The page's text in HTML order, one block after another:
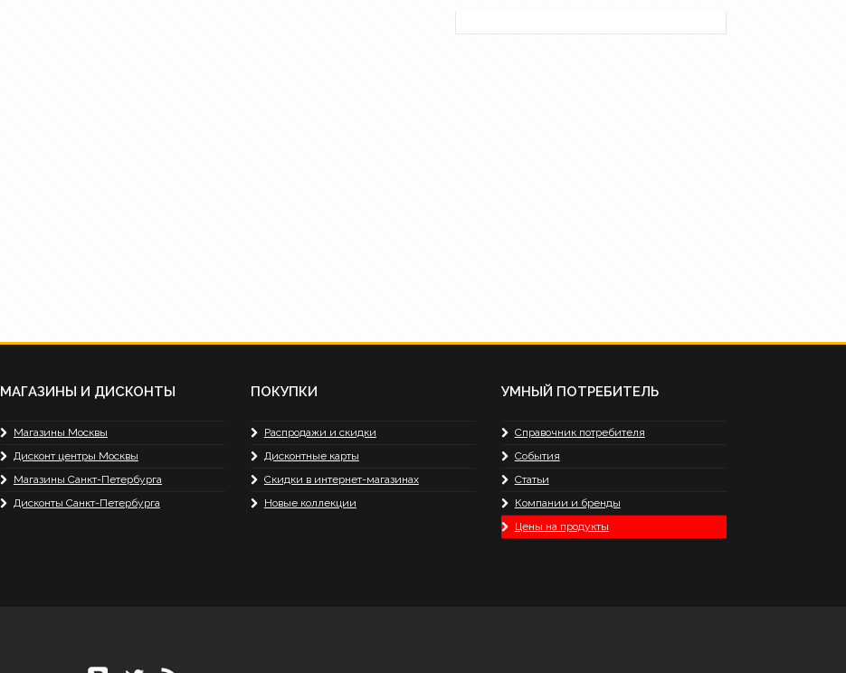
МАГАЗИНЫ И ДИСКОНТЫ
Магазины Москвы
Дисконт центры Москвы
Магазины Санкт-Петербурга
Дисконты Санкт-Петербурга
ПОКУПКИ
Распродажи и скидки
Дисконтные карты
Скидки в интернет-магазинах
Новые коллекции
УМНЫЙ ПОТРЕБИТЕЛЬ
Справочник потребителя
События
Статьи
Компании и бренды
Цены на продукты